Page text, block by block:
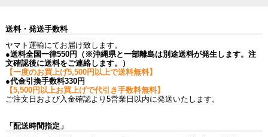
送料・発送手数料
ヤマト運輸にてお届け致します。
●送料全国一律550円（※沖縄県と一部離島は別途送料が発生します。注
文確認後に送料をご連絡します。）
【一度のお買上げ5,500円以上で送料無料】
●代金引換手数料330円
【5,500円以上お買上げで代引き手数料無料】
ご注文日および入金確認より5営業日以内に発送いたします。
「配送時間指定」